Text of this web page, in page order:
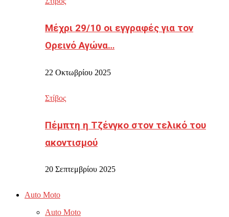
Μέχρι 29/10 οι εγγραφές για τον
Ορεινό Αγώνα…
22 Οκτωβρίου 2025
Στίβος
Πέμπτη η Τζένγκο στον τελικό του
ακοντισμού
20 Σεπτεμβρίου 2025
Auto Moto
Auto Moto